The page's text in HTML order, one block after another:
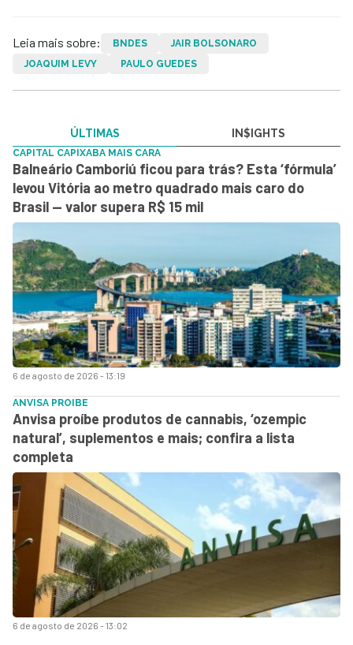
Leia mais sobre: BNDES
JAIR BOLSONARO
JOAQUIM LEVY
PAULO GUEDES
ÚLTIMAS IN$IGHTS
6 de agosto de 2026 - 13:19
CAPITAL CAPIXABA MAIS CARA
Balneário Camboriú ficou para trás? Esta ‘fórmula’
levou Vitória ao metro quadrado mais caro do
Brasil — valor supera R$ 15 mil
6 de agosto de 2026 - 13:02
ANVISA PROIBE
Anvisa proíbe produtos de cannabis, ‘ozempic
natural’, suplementos e mais; confira a lista
completa